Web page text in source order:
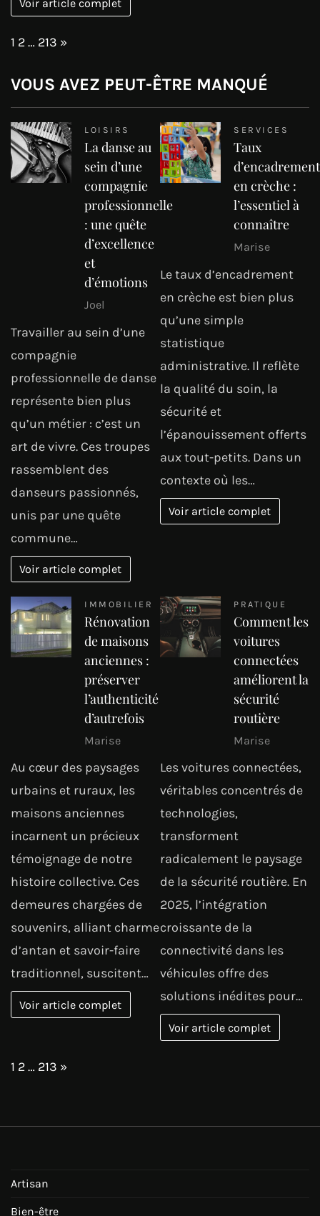
Voir article complet
Page:
1 2… 213 Next
»
VOUS AVEZ PEUT-ÊTRE MANQUÉ
LOISIRS
La danse au
sein d’une
compagnie
professionnelle
: une quête
d’excellence
et
d’émotions
Joel
Travailler au sein d’une
compagnie
professionnelle de danse
représente bien plus
qu’un métier : c’est un
art de vivre. Ces troupes
rassemblent des
danseurs passionnés,
unis par une quête
commune…
Voir article complet
SERVICES
Taux
d’encadrement
en crèche :
l’essentiel à
connaître
Marise
Le taux d’encadrement
en crèche est bien plus
qu’une simple
statistique
administrative. Il reflète
la qualité du soin, la
sécurité et
l’épanouissement offerts
aux tout-petits. Dans un
contexte où les…
Voir article complet
IMMOBILIER
Rénovation
de maisons
anciennes :
préserver
l’authenticité
d’autrefois
Marise
Au cœur des paysages
urbains et ruraux, les
maisons anciennes
incarnent un précieux
témoignage de notre
histoire collective. Ces
demeures chargées de
souvenirs, alliant charme
d’antan et savoir-faire
traditionnel, suscitent…
Voir article complet
PRATIQUE
Comment les
voitures
connectées
améliorent la
sécurité
routière
Marise
Les voitures connectées,
véritables concentrés de
technologies,
transforment
radicalement le paysage
de la sécurité routière. En
2025, l’intégration
croissante de la
connectivité dans les
véhicules offre des
solutions inédites pour…
Voir article complet
Page:
1 2… 213 Next
»
Artisan
Bien-être